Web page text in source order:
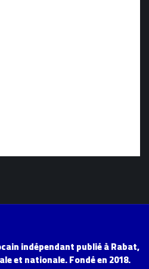
indépendant publié à Rabat,
et nationale. Fondé en 2018.